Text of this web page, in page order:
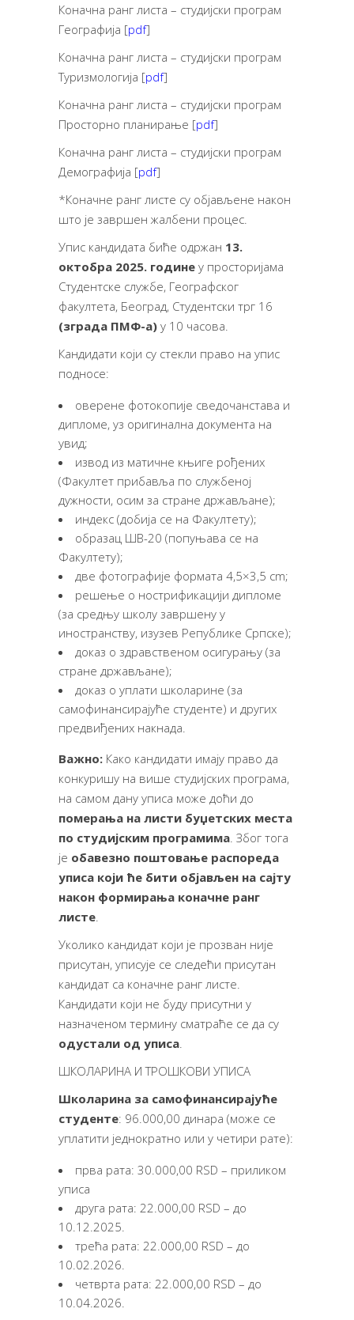
Коначна ранг листa – студијски програм
Географија [pdf]
Коначна ранг листa – студијски програм
Туризмологија [pdf]
Коначна ранг листa – студијски програм
Просторно планирање [pdf]
Коначна ранг листa – студијски програм
Демографија [pdf]
*Коначне ранг листе су објављене након
што је завршен жалбени процес.
Упис кандидата биће одржан 13.
октобра 2025. године у просторијама
Студентске службе, Географског
факултета, Београд, Студентски трг 16
(зграда ПМФ-а) у 10 часова.
Кандидати који су стекли право на упис
подносе:
оверене фотокопије сведочанстава и
дипломе, уз оригинална документа на
увид;
извод из матичне књиге рођених
(Факултет прибавља по службеној
дужности, осим за стране држављане);
индекс (добија се на Факултету);
образац ШВ-20 (попуњава се на
Факултету);
две фотографије формата 4,5×3,5 cm;
решење о нострификацији дипломе
(за средњу школу завршену у
иностранству, изузев Републике Српске);
доказ о здравственом осигурању (за
стране држављане);
доказ о уплати школарине (за
самофинансирајуће студенте) и других
предвиђених накнада.
Важно: Како кандидати имају право да
конкуришу на више студијских програма,
на самом дану уписа може доћи до
померања на листи буџетских места
по студијским програмима. Због тога
је обавезно поштовање распореда
уписа који ће бити објављен на сајту
након формирања коначне ранг
листе.
Уколико кандидат који је прозван није
присутан, уписује се следећи присутан
кандидат са коначне ранг листе.
Кандидати који не буду присутни у
назначеном термину сматраће се да су
одустали од уписа.
ШКОЛАРИНА И ТРОШКОВИ УПИСА
Школарина за самофинансирајуће
студенте: 96.000,00 динара (може се
уплатити једнократно или у четири рате):
прва рата: 30.000,00 RSD – приликом
уписа
друга рата: 22.000,00 RSD – до
10.12.2025.
трећа рата: 22.000,00 RSD – до
10.02.2026.
четврта рата: 22.000,00 RSD – до
10.04.2026.